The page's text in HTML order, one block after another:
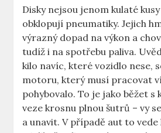
Disky nejsou jenom ‍kulaté
⁣obklopují pneumatiky. Jejich
výrazný dopad na výkon⁣ a
tudíž i‌ na spotřebu paliva.
⁤kilo navíc, které vozidlo nese,
motoru, ​který ​musí pracovat
pohybovalo. To⁣ je jako‍ běžet
veze ‌krosnu plnou⁢ šutrů ‌– ​vy
a⁢ unavit. ‍V případě ‍aut to vede‍